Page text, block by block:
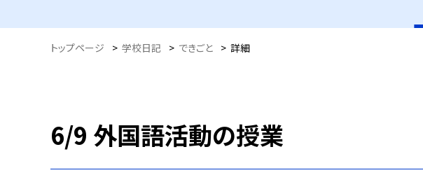
トップページ > 学校日記 > できごと > 詳細
6/9 外国語活動の授業